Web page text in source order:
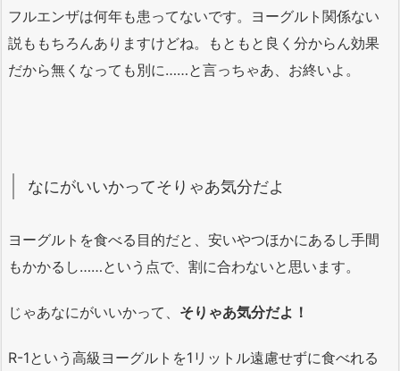
フルエンザは何年も患ってないです。ヨーグルト関係ない
説ももちろんありますけどね。もともと良く分からん効果
だから無くなっても別に……と言っちゃあ、お終いよ。
なにがいいかってそりゃあ気分だよ
ヨーグルトを食べる目的だと、安いやつほかにあるし手間
もかかるし……という点で、割に合わないと思います。
じゃあなにがいいかって、 そりゃあ気分だよ！
R-1という高級ヨーグルトを1リットル遠慮せずに食べれる